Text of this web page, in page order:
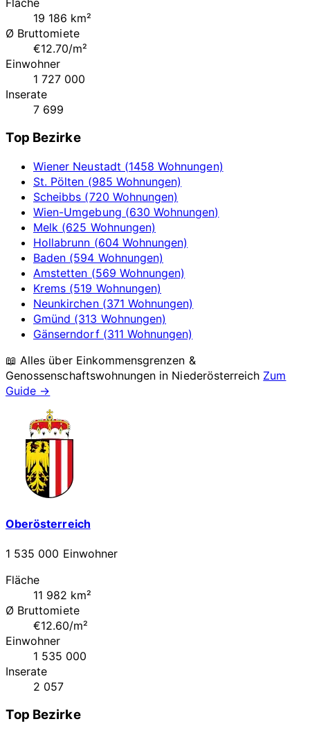
Fläche
19 186 km²
Ø Bruttomiete
€12.70/m²
Einwohner
1 727 000
Inserate
7 699
Top Bezirke
Wiener Neustadt (1458 Wohnungen)
St. Pölten (985 Wohnungen)
Scheibbs (720 Wohnungen)
Wien-Umgebung (630 Wohnungen)
Melk (625 Wohnungen)
Hollabrunn (604 Wohnungen)
Baden (594 Wohnungen)
Amstetten (569 Wohnungen)
Krems (519 Wohnungen)
Neunkirchen (371 Wohnungen)
Gmünd (313 Wohnungen)
Gänserndorf (311 Wohnungen)
📖 Alles über Einkommensgrenzen &
Genossenschaftswohnungen in Niederösterreich Zum
Guide →
Oberösterreich
1 535 000 Einwohner
Fläche
11 982 km²
Ø Bruttomiete
€12.60/m²
Einwohner
1 535 000
Inserate
2 057
Top Bezirke